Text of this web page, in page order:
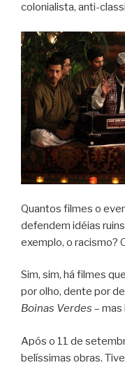
colonialista, anti-
Quantos filmes o
defendem idéias
exemplo, o racismo?
Sim, sim, há filmes
por olho, dente por
Boinas Verdes – mas
Após o 11 de
belíssimas obras.